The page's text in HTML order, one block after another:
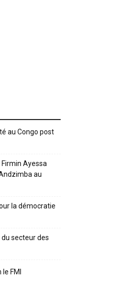
au Congo post
Ayessa
au
la démocratie
secteur des
FMI